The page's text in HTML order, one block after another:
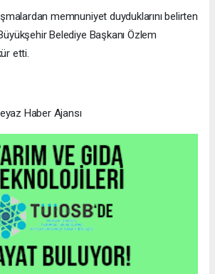
memnuniyet duyduklarını belirten
Belediye Başkanı Özlem
etti.
Haber Ajansı